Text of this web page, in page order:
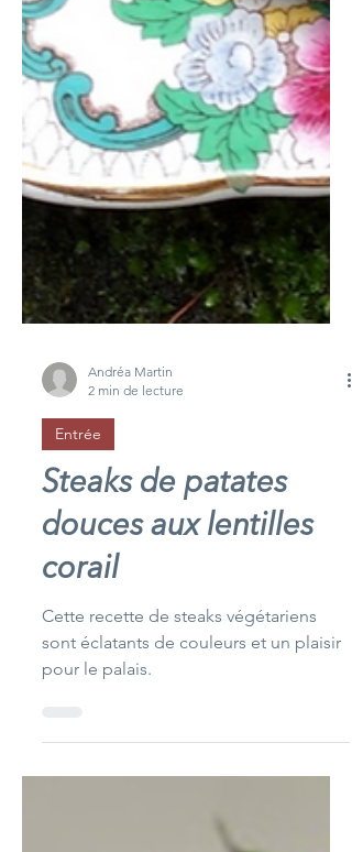
Andréa Martin
Steaks de patates
corail
Cette recette de steaks végétariens